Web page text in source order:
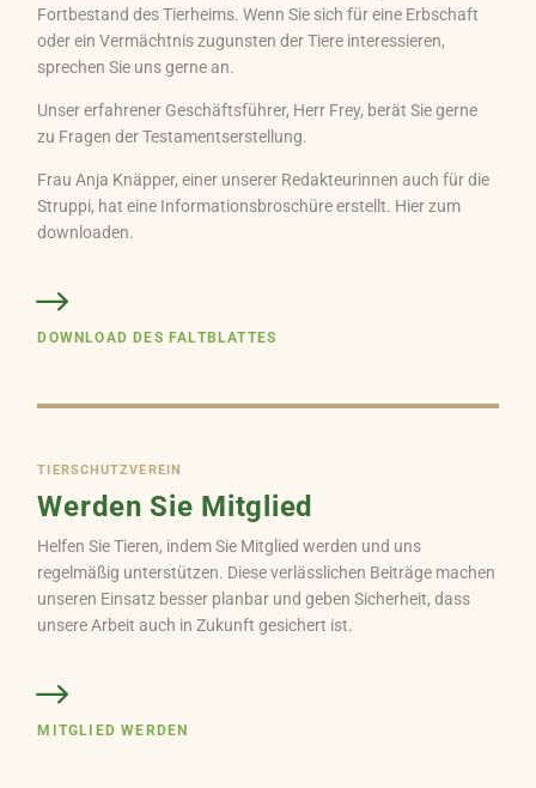
Fortbestand des Tierheims. Wenn Sie sich für eine Erbschaft
oder ein Vermächtnis zugunsten der Tiere interessieren,
sprechen Sie uns gerne an.
Unser erfahrener Geschäftsführer, Herr Frey, berät Sie gerne
zu Fragen der Testamentserstellung.
Frau Anja Knäpper, einer unserer Redakteurinnen auch für die
Struppi, hat eine Informationsbroschüre erstellt. Hier zum
downloaden.
DOWNLOAD DES FALTBLATTES
TIERSCHUTZVEREIN
Werden Sie Mitglied
Helfen Sie Tieren, indem Sie Mitglied werden und uns
regelmäßig unterstützen. Diese verlässlichen Beiträge machen
unseren Einsatz besser planbar und geben Sicherheit, dass
unsere Arbeit auch in Zukunft gesichert ist.
MITGLIED WERDEN